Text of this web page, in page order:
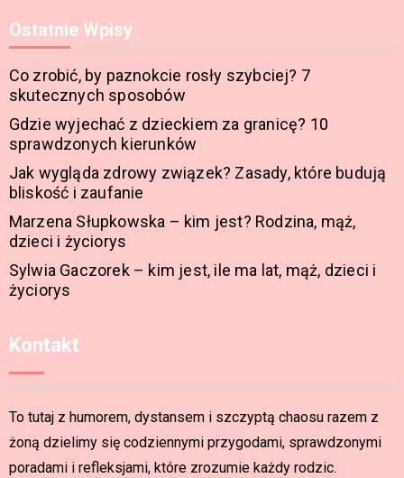
Ostatnie Wpisy
Co zrobić, by paznokcie rosły szybciej? 7
skutecznych sposobów
Gdzie wyjechać z dzieckiem za granicę? 10
sprawdzonych kierunków
Jak wygląda zdrowy związek? Zasady, które budują
bliskość i zaufanie
Marzena Słupkowska – kim jest? Rodzina, mąż,
dzieci i życiorys
Sylwia Gaczorek – kim jest, ile ma lat, mąż, dzieci i
życiorys
Kontakt
To tutaj z humorem, dystansem i szczyptą chaosu razem z
żoną dzielimy się codziennymi przygodami, sprawdzonymi
poradami i refleksjami, które zrozumie każdy rodzic.